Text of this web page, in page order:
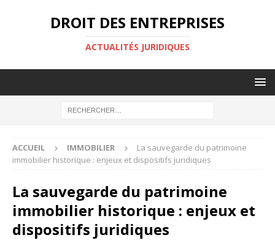
DROIT DES ENTREPRISES
ACTUALITÉS JURIDIQUES
ACCUEIL IMMOBILIER
La sauvegarde du patrimoine
immobilier historique : enjeux et dispositifs juridiques
La sauvegarde du patrimoine
immobilier historique : enjeux et
dispositifs juridiques